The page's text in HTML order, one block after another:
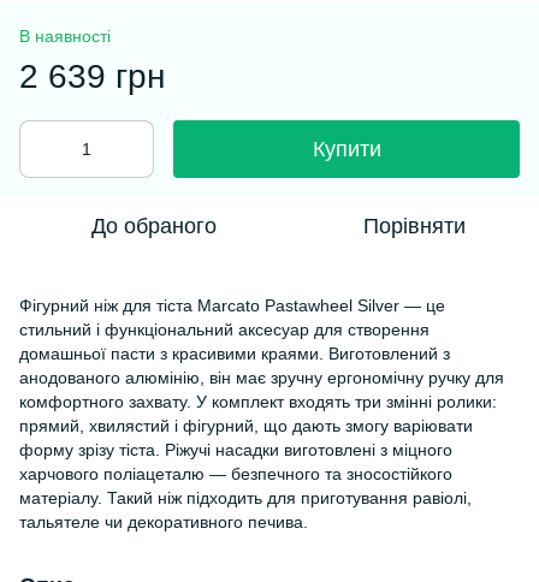
В наявності
2 639 грн
Купити
До обраного Порівняти
Фігурний ніж для тіста Marcato Pastawheel Silver — це
стильний і функціональний аксесуар для створення
домашньої пасти з красивими краями. Виготовлений з
анодованого алюмінію, він має зручну ергономічну ручку для
комфортного захвату. У комплект входять три змінні ролики:
прямий, хвилястий і фігурний, що дають змогу варіювати
форму зрізу тіста. Ріжучі насадки виготовлені з міцного
харчового поліацеталю — безпечного та зносостійкого
матеріалу. Такий ніж підходить для приготування равіолі,
тальятеле чи декоративного печива.